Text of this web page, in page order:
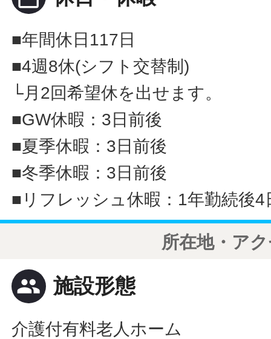
■年間休日117日
■4週8休(シフト交替制)
└月2回希望休を出せます。
■GW休暇：3日前後
■夏季休暇：3日前後
■冬季休暇：3日前後
■リフレッシュ休暇：1年勤続後4
所在地・ア
people 施設形態
介護付有料老人ホーム